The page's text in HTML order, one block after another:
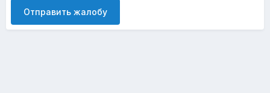
Отправить жалобу